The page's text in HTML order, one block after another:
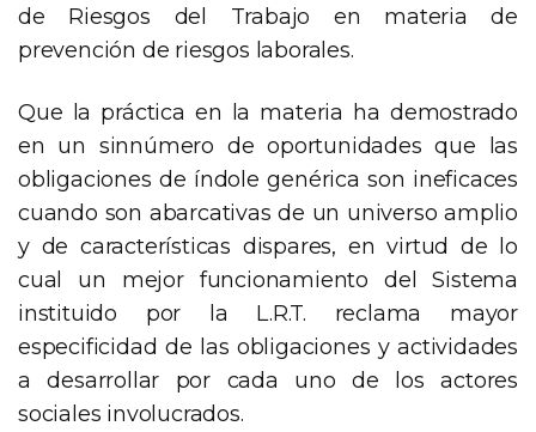
de Riesgos del Trabajo en materia de
prevención de riesgos laborales.
Que la práctica en la materia ha demostrado
en un sinnúmero de oportunidades que las
obligaciones de índole genérica son ineficaces
cuando son abarcativas de un universo amplio
y de características dispares, en virtud de lo
cual un mejor funcionamiento del Sistema
instituido por la L.R.T. reclama mayor
especificidad de las obligaciones y actividades
a desarrollar por cada uno de los actores
sociales involucrados.